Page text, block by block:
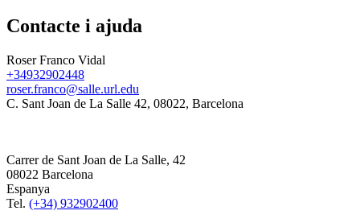
Contacte i ajuda
Roser Franco Vidal
+34932902448
roser.franco@salle.url.edu
C. Sant Joan de La Salle 42, 08022, Barcelona
Carrer de Sant Joan de La Salle, 42
08022 Barcelona
Espanya
Tel. (+34) 932902400